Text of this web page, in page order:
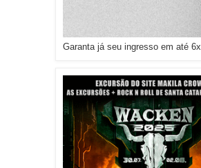
Garanta já seu ingresso em até 6x